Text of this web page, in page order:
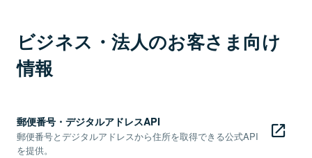
ビジネス・法人のお客さま向け
情報
郵便番号・デジタルアドレスAPI
郵便番号とデジタルアドレスから住所を取得できる公式API
を提供。